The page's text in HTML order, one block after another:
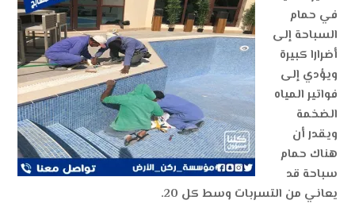
في حمام
السباحة إلى
أضرارا كبيرة
ويؤدي إلى
فواتير المياه
الضخمة
ويقدر أن
هناك حمام
سباحة قد
يعاني من التسربات وسط كل 20.